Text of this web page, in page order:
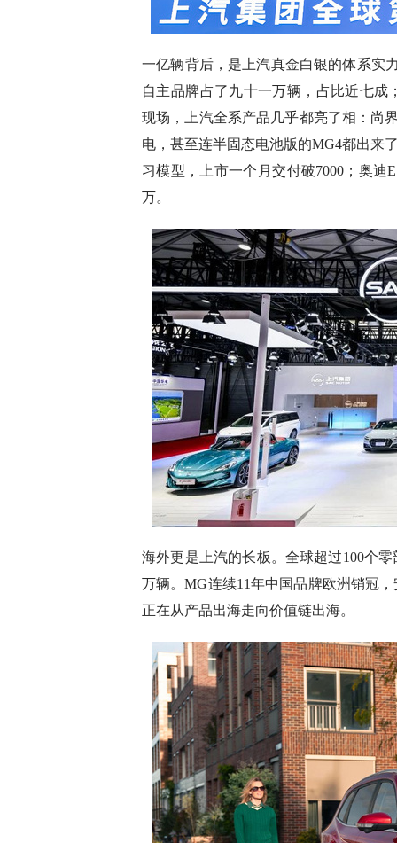
一亿辆背后，是上汽真金白银的体系实
自主品牌占了九十一万辆，占比近七成
现场，上汽全系产品几乎都亮了相：
电，甚至连半固态电池版的MG4都出来
习模型，上市一个月交付破7000；奥
万。
海外更是上汽的长板。全球超过100个
万辆。MG连续11年中国品牌欧洲销冠
正在从产品出海走向价值链出海。